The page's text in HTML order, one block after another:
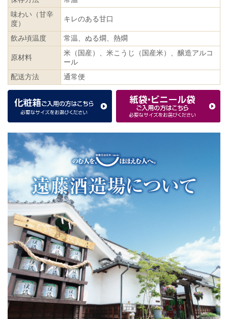
味わい（甘辛
度）
キレのある甘口
飲み頃温度 常温、ぬる燗、熱燗
原材料
米（国産）、米こうじ（国産米）、醸造アルコ
ール
配送方法
通常便